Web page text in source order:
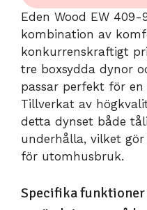
Eden Wood EW
kombination av
konkurrenskraftigt
tre boxsydda dynor
passar perfekt för
Tillverkat av
detta dynset både
underhålla, vilket
för utomhusbruk.
Specifika funktioner